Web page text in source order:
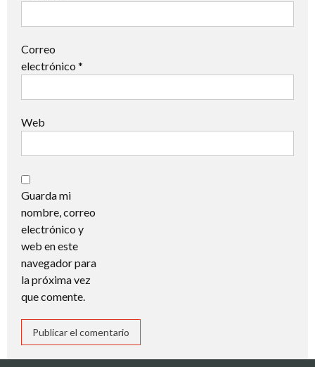
Correo
electrónico *
Web
Guarda mi
nombre, correo
electrónico y
web en este
navegador para
la próxima vez
que comente.